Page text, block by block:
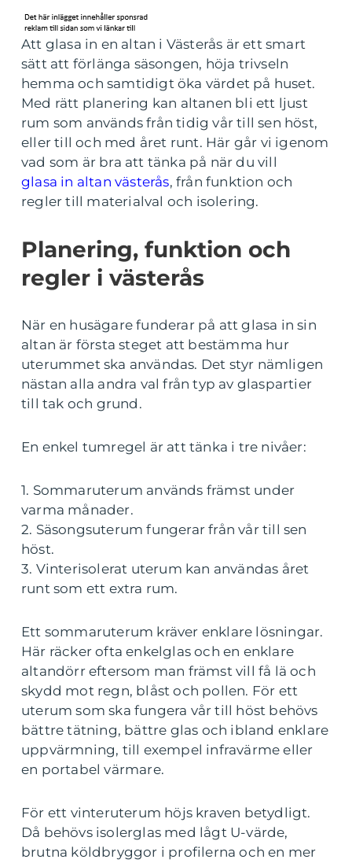
Att glasa in en altan i Västerås är ett smart
sätt att förlänga säsongen, höja trivseln
hemma och samtidigt öka värdet på huset.
Med rätt planering kan altanen bli ett ljust
rum som används från tidig vår till sen höst,
eller till och med året runt. Här går vi igenom
vad som är bra att tänka på när du vill
glasa in altan västerås, från funktion och
regler till materialval och isolering.
Planering, funktion och
regler i västerås
När en husägare funderar på att glasa in sin
altan är första steget att bestämma hur
uterummet ska användas. Det styr nämligen
nästan alla andra val från typ av glaspartier
till tak och grund.
En enkel tumregel är att tänka i tre nivåer:
1. Sommaruterum används främst under
varma månader.
2. Säsongsuterum fungerar från vår till sen
höst.
3. Vinterisolerat uterum kan användas året
runt som ett extra rum.
Ett sommaruterum kräver enklare lösningar.
Här räcker ofta enkelglas och en enklare
altandörr eftersom man främst vill få lä och
skydd mot regn, blåst och pollen. För ett
uterum som ska fungera vår till höst behövs
bättre tätning, bättre glas och ibland enklare
uppvärmning, till exempel infravärme eller
en portabel värmare.
För ett vinteruterum höjs kraven betydligt.
Då behövs isolerglas med lågt U-värde,
brutna köldbryggor i profilerna och en mer